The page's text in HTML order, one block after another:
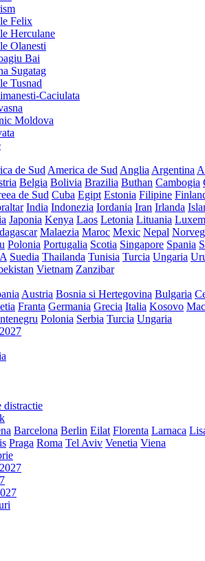
Felix
Herculane
Olanesti
Bai
Sugatag
Tusnad
Caciulata
Moldova
de Sud America de Sud Anglia Argentina
Belgia Bolivia Brazilia Buthan Cambogia
de Sud Cuba Egipt Estonia Filipine
India Indonezia Iordania Iran Irlanda
Japonia Kenya Laos Letonia Lituania
Malaezia Maroc Mexic Nepal
Polonia Portugalia Scotia Singapore Spania
Suedia Thailanda Tunisia Turcia Ungaria
Vietnam Zanzibar
Austria Bosnia si Hertegovina Bulgaria
Franta Germania Grecia Italia Kosovo
Polonia Serbia Turcia Ungaria
distractie
Barcelona Berlin Eilat Florenta Larnaca
Praga Roma Tel Aviv Venetia Viena